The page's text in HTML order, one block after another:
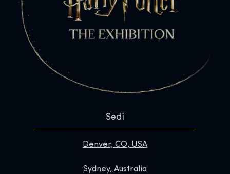
Sedi
Denver, CO, USA
Sydney, Australia